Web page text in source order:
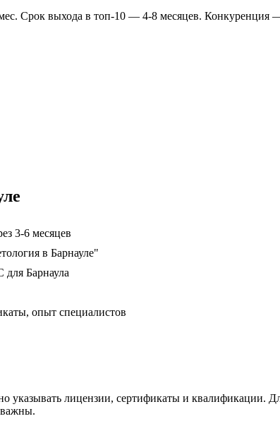
Срок выхода в топ-10 — 4-8 месяцев. Конкуренция
3-6 месяцев
в Барнауле"
для Барнаула
опыт специалистов
указывать лицензии, сертификаты и квалификации.